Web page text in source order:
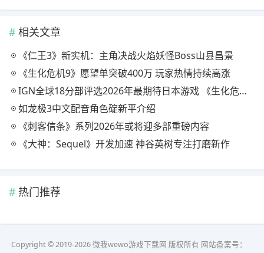
相关文章
《仁王3》新实机：主角决战火焰妖怪Boss山县昌景
《生化危机9》愿望单突破400万 玩家热情持续高涨
IGN全球18分部评选2026年最期待日本游戏 《生化危机9》登顶
如龙极3中文配音角色碇新平介绍
《刺客信条》系列2026年或将迎多部重磅内容
《大神：Sequel》开发加速 神谷英树专注打磨新作
热门推荐
Copyright © 2019-2026 微我wewo游戏下载网 版权所有 网站备案号：